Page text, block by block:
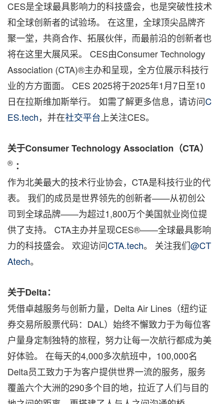
CES是全球最具影响力的科技盛会，也是突破性技术
和全球创新者的试验场。 在这里，全球顶尖品牌齐
聚一堂，共商合作、拓展伙伴，而最前沿的创新者也
将在这里大展风采。 CES由Consumer Technology
Association (CTA)®主办和呈现，全方位展示科技行
业的方方面面。 CES 2025将于2025年1月7日至10
日在拉斯维加斯举行。 如需了解更多信息，请访问C
ES.tech，并在社交平台 上关注CES。
关于Consumer Technology Association（CTA）
® ：
作为北美最大的技术行业协会，CTA是科技行业的代
表。 我们的成员是世界领先的创新者——从初创公
司到全球品牌——为超过1,800万个美国就业岗位提
供了支持。 CTA主办并呈现CES®——全球最具影响
力的科技盛会。 欢迎访问CTA.tech。 关注我们@CT
Atech。
关于Delta：
凭借卓越服务与创新力量，Delta Air Lines（纽约证
券交易所股票代码：DAL）始终不懈致力于为每位客
户量身定制独特的旅程，努力让每一次航行都成为美
好体验。 在每天的4,000多次航班中，100,000名
Delta员工致力于为客户提供世界一流的服务，服务
覆盖六个大洲的290多个目的地，拉近了人们与目的